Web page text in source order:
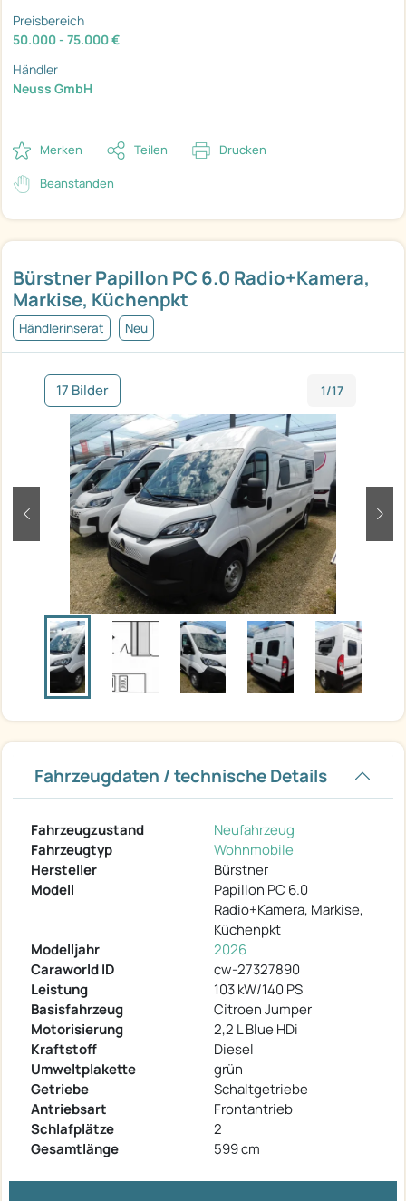
Bürstner Papillon PC 6.0 Radio+Kamera,
Markise, Küchenpkt
Händlerinserat Neu
17 Bilder 1/17
zurück
Fahrzeugdaten / technische Details
Fahrzeugzustand
Neufahrzeug
Fahrzeugtyp
Wohnmobile
Hersteller
Bürstner
Modell
Papillon PC 6.0
Radio+Kamera, Markise,
Küchenpkt
Modelljahr
2026
Caraworld ID
cw-27327890
Leistung
103 kW/140 PS
Basisfahrzeug
Citroen Jumper
Motorisierung
2,2 L Blue HDi
Kraftstoff
Diesel
Umweltplakette
grün
Getriebe
Schaltgetriebe
Antriebsart
Frontantrieb
Schlafplätze
2
Gesamtlänge
599 cm
Preisbereich
50.000 - 75.000 €
Händler
Neuss GmbH
Merken Teilen Drucken
Beanstanden